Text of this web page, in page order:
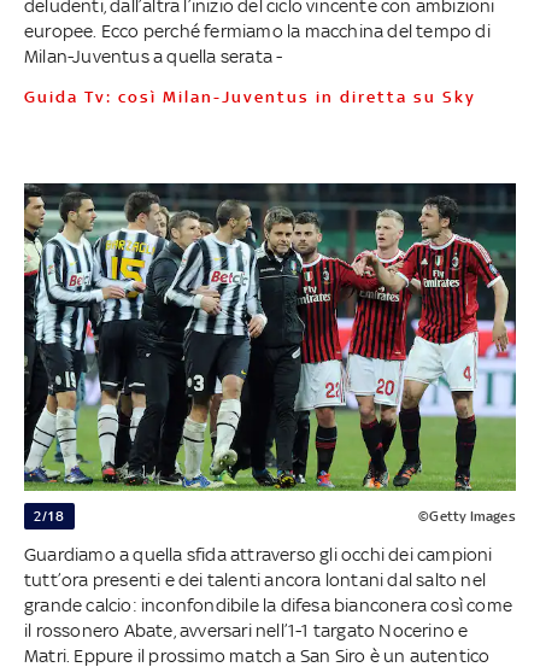
deludenti, dall’altra l’inizio del ciclo vincente con ambizioni
europee. Ecco perché fermiamo la macchina del tempo di
Milan-Juventus a quella serata -
Guida Tv: così Milan-Juventus in diretta su Sky
2/18 ©Getty Images
Guardiamo a quella sfida attraverso gli occhi dei campioni
tutt’ora presenti e dei talenti ancora lontani dal salto nel
grande calcio: inconfondibile la difesa bianconera così come
il rossonero Abate, avversari nell’1-1 targato Nocerino e
Matri. Eppure il prossimo match a San Siro è un autentico